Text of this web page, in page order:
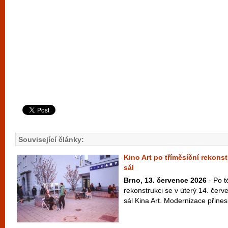
Související články:
Kino Art po tříměsíční
sál
Brno, 13. července 2026 - Po
rekonstrukci se v úterý 14.
sál Kina Art. Modernizace